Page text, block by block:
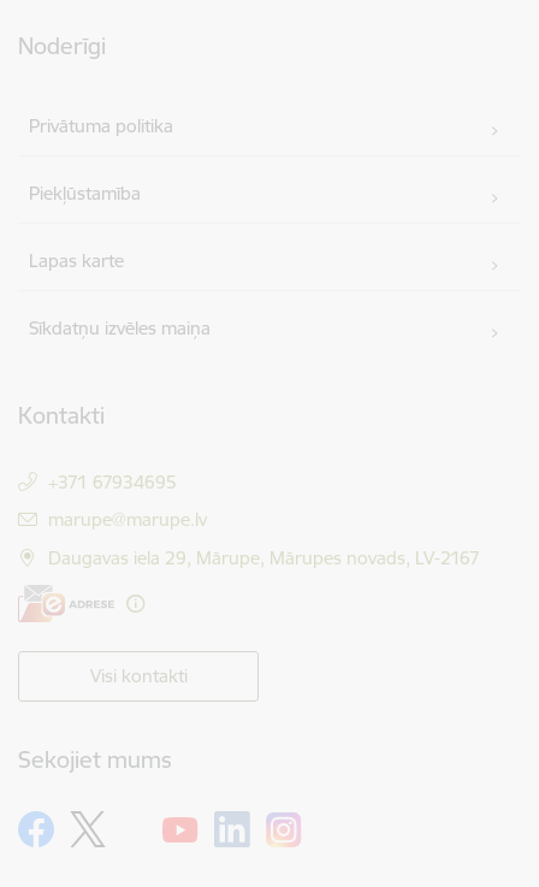
Noderīgi
Privātuma politika
Piekļūstamība
Lapas karte
Sīkdatņu izvēles maiņa
Kontakti
+371 67934695
E-pasts:
marupe@marupe.lv
Daugavas iela 29, Mārupe, Mārupes novads, LV-2167
Visi kontakti
Sekojiet mums